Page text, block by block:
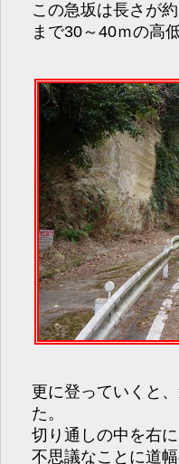
この急坂は長さが
まで30～40ｍの高
更に登っていくと
た。
切り通しの中を右
不思議なことに道